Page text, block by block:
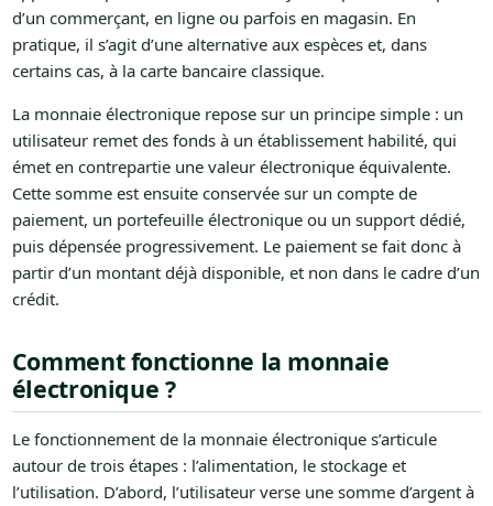
d’un commerçant, en ligne ou parfois en magasin. En
pratique, il s’agit d’une alternative aux espèces et, dans
certains cas, à la carte bancaire classique.
La monnaie électronique repose sur un principe simple : un
utilisateur remet des fonds à un établissement habilité, qui
émet en contrepartie une valeur électronique équivalente.
Cette somme est ensuite conservée sur un compte de
paiement, un portefeuille électronique ou un support dédié,
puis dépensée progressivement. Le paiement se fait donc à
partir d’un montant déjà disponible, et non dans le cadre d’un
crédit.
Comment fonctionne la monnaie
électronique ?
Le fonctionnement de la monnaie électronique s’articule
autour de trois étapes : l’alimentation, le stockage et
l’utilisation. D’abord, l’utilisateur verse une somme d’argent à